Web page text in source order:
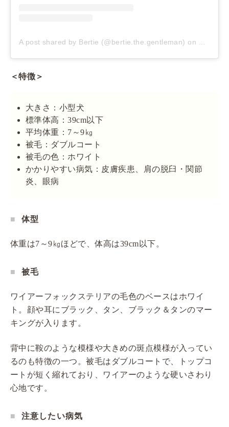
A post shared by Bertie (@bertie.the.gentleman) on Mar 5,
＜特徴＞
大きさ：小型犬
標準体高：39cm以下
平均体重：7～9㎏
被毛：ダブルコート
被毛の色：ホワイト
かかりやすい病気：皮膚疾患、肩の脱臼・関節
炎、眼病
体型
体重は7～9㎏ほどで、体高は39cm以下。
被毛
ワイアーフォックステリアの毛色のベースはホワイ
ト。顔や耳にブラック、タン、ブラック＆タンのマー
キングが入ります。
背中に鞍のような模様や大きめの斑点模様が入ってい
るのも特徴の一つ。被毛はダブルコートで、トップコ
ートが短く縮れており、ワイアーのような硬いさわり
心地です。
注意したい病気